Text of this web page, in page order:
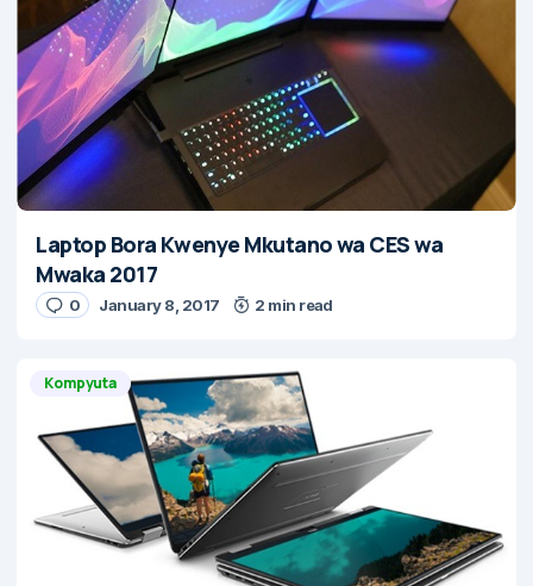
Laptop Bora Kwenye Mkutano wa CES wa
Mwaka 2017
0 January 8, 2017 2 min read
Kompyuta